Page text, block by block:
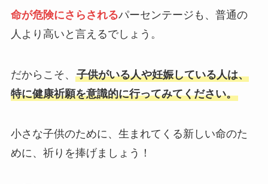
命が危険にさらされるパーセンテージも、普通の
人より高いと言えるでしょう。
だからこそ、 子供がいる人や妊娠している人は、
特に健康祈願を意識的に行ってみてください。
小さな子供のために、生まれてくる新しい命のた
めに、祈りを捧げましょう！